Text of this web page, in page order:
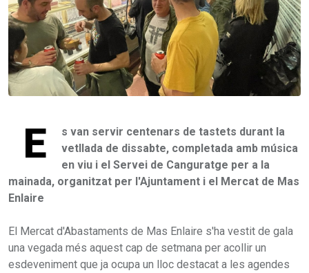
E
s van servir centenars de tastets durant la
vetllada de dissabte, completada amb música
en viu i el Servei de Canguratge per a la
mainada, organitzat per l'Ajuntament i el Mercat de Mas
Enlaire
El Mercat d'Abastaments de Mas Enlaire s'ha vestit de gala
una vegada més aquest cap de setmana per acollir un
esdeveniment que ja ocupa un lloc destacat a les agendes